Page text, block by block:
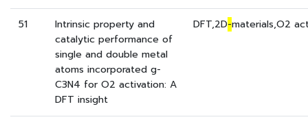
51
Intrinsic property and
catalytic performance of
single and double metal
atoms incorporated g-
C3N4 for O2 activation: A
DFT insight
DFT,2D-materials,O2